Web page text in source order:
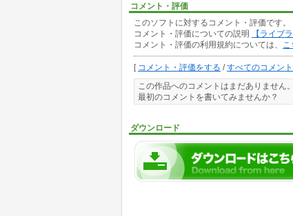
コメント・評価
このソフトに対するコメント・評価です。
コメント・評価についての説明
【ライブ
コメント・評価の利用規約については、
[ コメント・評価をする /すべてのコメン
この作品へのコメントはまだありません。
最初のコメントを書いてみませんか？
ダウンロード